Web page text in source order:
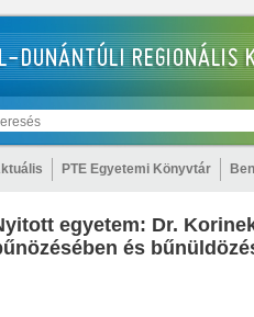
PTE Egyetemi Könyvtár
egyetem: Dr.
és